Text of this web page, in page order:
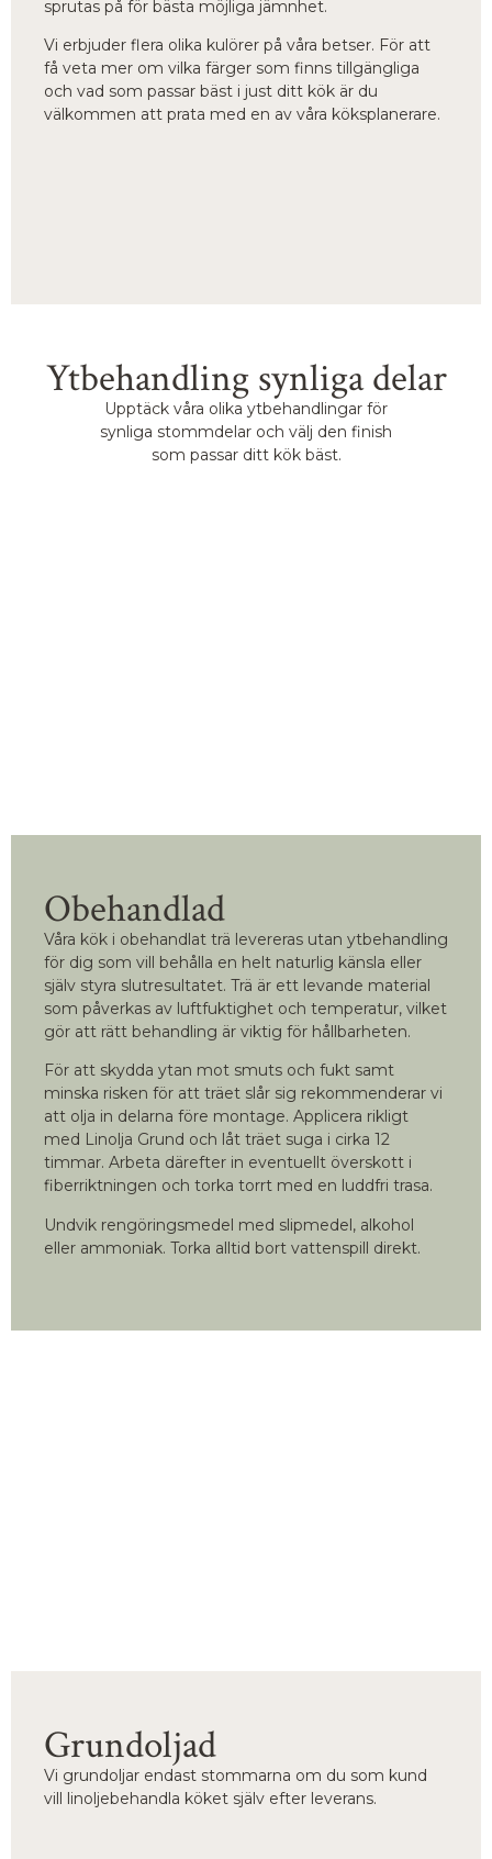
sprutas på för bästa möjliga jämnhet.
Vi erbjuder flera olika kulörer på våra betser. För att
få veta mer om vilka färger som finns tillgängliga
och vad som passar bäst i just ditt kök är du
välkommen att prata med en av våra köksplanerare.
Ytbehandling synliga delar
Upptäck våra olika ytbehandlingar för
synliga stommdelar och välj den finish
som passar ditt kök bäst.
Obehandlad
Våra kök i obehandlat trä levereras utan ytbehandling
för dig som vill behålla en helt naturlig känsla eller
själv styra slutresultatet. Trä är ett levande material
som påverkas av luftfuktighet och temperatur, vilket
gör att rätt behandling är viktig för hållbarheten.
För att skydda ytan mot smuts och fukt samt
minska risken för att träet slår sig rekommenderar vi
att olja in delarna före montage. Applicera rikligt
med Linolja Grund och låt träet suga i cirka 12
timmar. Arbeta därefter in eventuellt överskott i
fiberriktningen och torka torrt med en luddfri trasa.
Undvik rengöringsmedel med slipmedel, alkohol
eller ammoniak. Torka alltid bort vattenspill direkt.
Grundoljad
Vi grundoljar endast stommarna om du som kund
vill linoljebehandla köket själv efter leverans.